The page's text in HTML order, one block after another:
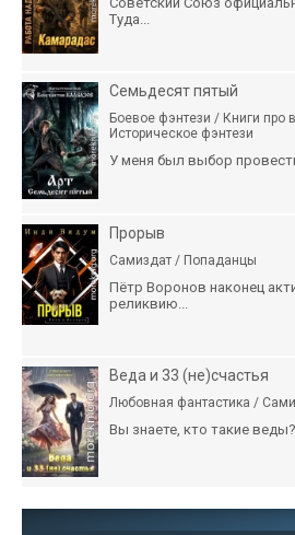
Туда...
Семьдесят пятый
Боевое фэнтези / Книги
Историческое фэнтези
У меня был выбор
Прорыв
Самиздат / Попаданцы
Пётр Воронов наконец
реликвию...
Веда и 33 (не)счастья
Любовная фантастика /
Вы знаете, кто такие